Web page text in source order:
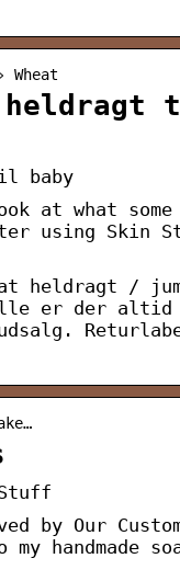
baby
at what
using Skin
heldragt /
er der altid
by Our
handmade